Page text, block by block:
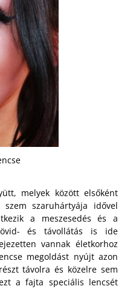
melyek között elsőként
szaruhártyája idővel
a meszesedés és a
és távollátás is ide
vannak életkorhoz
megoldást nyújt azon
távolra és közelre sem
a fajta speciális lencsét